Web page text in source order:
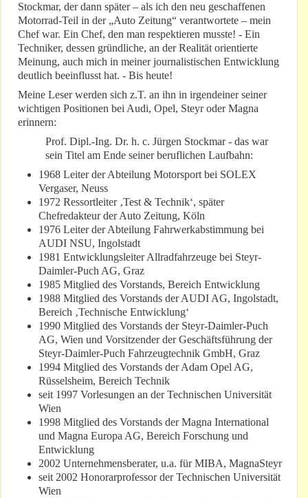
Stockmar, der dann später – als ich den neu geschaffenen
Motorrad-Teil in der „Auto Zeitung“ verantwortete – mein
Chef war. Ein Chef, den man respektieren musste! - Ein
Techniker, dessen gründliche, an der Realität orientierte
Meinung, auch mich in meiner journalistischen Entwicklung
deutlich beeinflusst hat. - Bis heute!
Meine Leser werden sich z.T. an ihn in irgendeiner seiner
wichtigen Positionen bei Audi, Opel, Steyr oder Magna
erinnern:
Prof. Dipl.-Ing. Dr. h. c. Jürgen Stockmar - das war
sein Titel am Ende seiner beruflichen Laufbahn:
1968 Leiter der Abteilung Motorsport bei SOLEX
Vergaser, Neuss
1972 Ressortleiter ‚Test & Technik‘, später
Chefredakteur der Auto Zeitung, Köln
1976 Leiter der Abteilung Fahrwerkabstimmung bei
AUDI NSU, Ingolstadt
1981 Entwicklungsleiter Allradfahrzeuge bei Steyr-
Daimler-Puch AG, Graz
1985 Mitglied des Vorstands, Bereich Entwicklung
1988 Mitglied des Vorstands der AUDI AG, Ingolstadt,
Bereich ‚Technische Entwicklung‘
1990 Mitglied des Vorstands der Steyr-Daimler-Puch
AG, Wien und Vorsitzender der Geschäftsführung der
Steyr-Daimler-Puch Fahrzeugtechnik GmbH, Graz
1994 Mitglied des Vorstands der Adam Opel AG,
Rüsselsheim, Bereich Technik
seit 1997 Vorlesungen an der Technischen Universität
Wien
1998 Mitglied des Vorstands der Magna International
und Magna Europa AG, Bereich Forschung und
Entwicklung
2002 Unternehmensberater, u.a. für MIBA, MagnaSteyr
seit 2002 Honorarprofessor der Technischen Universität
Wien